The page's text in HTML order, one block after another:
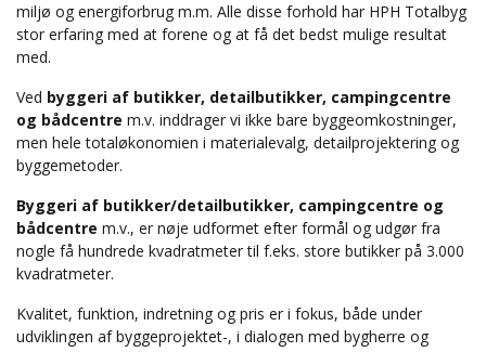
miljø og energiforbrug m.m. Alle disse forhold har HPH Totalbyg
stor erfaring med at forene og at få det bedst mulige resultat
med.
Ved byggeri af butikker, detailbutikker, campingcentre
og bådcentre m.v. inddrager vi ikke bare byggeomkostninger,
men hele totaløkonomien i materialevalg, detailprojektering og
byggemetoder.
Byggeri af butikker/detailbutikker, campingcentre og
bådcentre m.v., er nøje udformet efter formål og udgør fra
nogle få hundrede kvadratmeter til f.eks. store butikker på 3.000
kvadratmeter.
Kvalitet, funktion, indretning og pris er i fokus, både under
udviklingen af byggeprojektet-, i dialogen med bygherre og